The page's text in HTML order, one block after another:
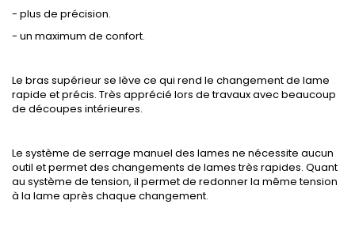
- plus de précision.
- un maximum de confort.
Le bras supérieur se lève ce qui rend le changement de lame
rapide et précis. Très apprécié lors de travaux avec beaucoup
de découpes intérieures.
Le système de serrage manuel des lames ne nécessite aucun
outil et permet des changements de lames très rapides. Quant
au système de tension, il permet de redonner la même tension
à la lame après chaque changement.